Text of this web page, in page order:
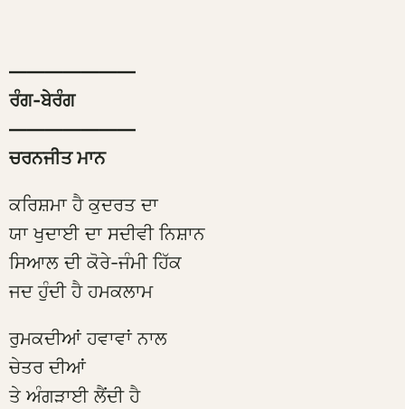
———————
ਰੰਗ-ਬੇਰੰਗ
———————
ਚਰਨਜੀਤ ਮਾਨ
ਕਰਿਸ਼ਮਾ ਹੈ ਕੁਦਰਤ ਦਾ
ਯਾ ਖੁਦਾਈ ਦਾ ਸਦੀਵੀ ਨਿਸ਼ਾਨ
ਸਿਆਲ ਦੀ ਕੋਰੇ-ਜੰਮੀ ਹਿੱਕ
ਜਦ ਹੁੰਦੀ ਹੈ ਹਮਕਲਾਮ
ਰੁਮਕਦੀਆਂ ਹਵਾਵਾਂ ਨਾਲ
ਚੇਤਰ ਦੀਆਂ
ਤੇ ਅੰਗੜਾਈ ਲੈਂਦੀ ਹੈ